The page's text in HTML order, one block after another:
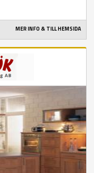
MER INFO & TILL HEMSIDA